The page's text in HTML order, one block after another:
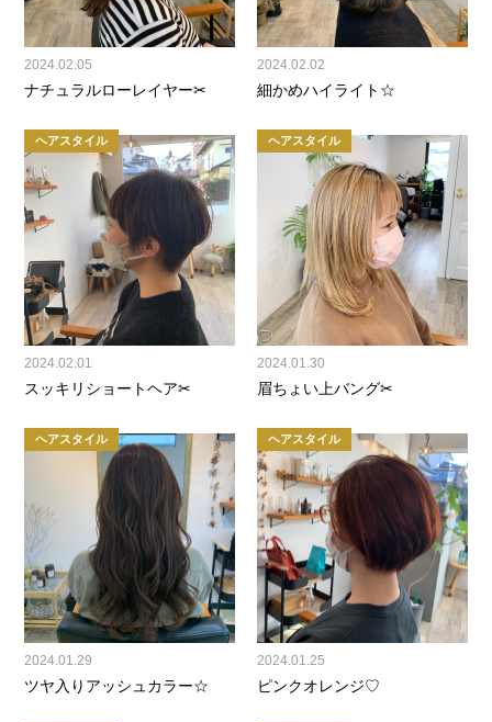
2024.02.05
ナチュラルローレイヤー✂
2024.02.02
細かめハイライト☆
ヘアスタイル
2024.02.01
スッキリショートヘア✂
ヘアスタイル
2024.01.30
眉ちょい上バング✂
ヘアスタイル
2024.01.29
ツヤ入りアッシュカラー☆
ヘアスタイル
2024.01.25
ピンクオレンジ♡